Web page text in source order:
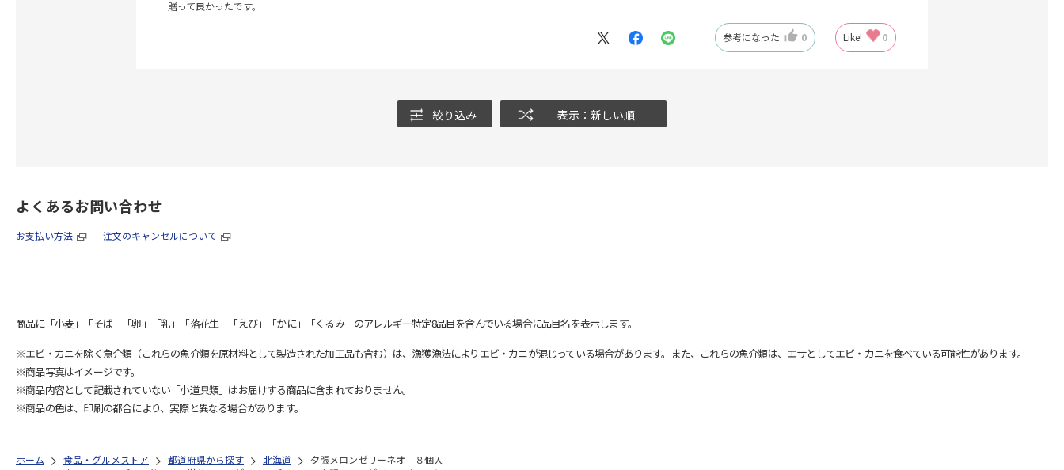
贈って良かったです。
参考になった 0 Like! 0
絞り込み 表示：新しい順
よくあるお問い合わせ
お支払い方法 注文のキャンセルについて
商品に「小麦」「そば」「卵」「乳」「落花生」「えび」「かに」「くるみ」のアレルギー特定8品目を含んでいる場合に品目名を表示します。
※エビ・カニを除く魚介類（これらの魚介類を原材料として製造された加工品も含む）は、漁獲漁法によりエビ・カニが混じっている場合があります。また、これらの魚介類は、エサとしてエビ・カニを食べている可能性があります。
※商品写真はイメージです。
※商品内容として記載されていない「小道具類」はお届けする商品に含まれておりません。
※商品の色は、印刷の都合により、実際と異なる場合があります。
ホーム 食品・グルメストア 都道府県から探す 北海道
夕張メロンゼリーネオ ８個入